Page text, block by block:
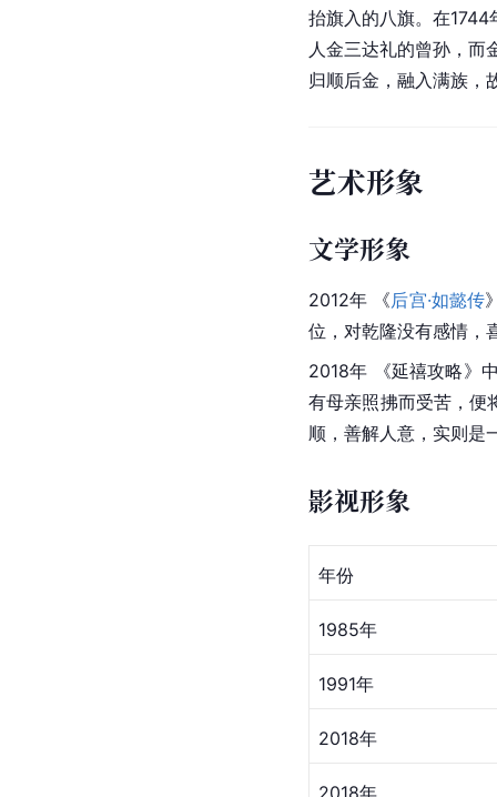
抬旗入的八旗。在
人金三达礼的曾孙，而
归顺后金，融入满族，
艺术形象
文学形象
2012年 《后宫·如懿传
位，对乾隆没有感情，
2018年 《延禧攻略》
有母亲照拂而受苦，便
顺，善解人意，实则是
影视形象
年份
1985年
1991年
2018年
2018年